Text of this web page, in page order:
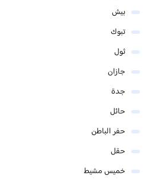
بيش
تبوك
ثول
جازان
جدة
حائل
حفر الباطن
حقل
خميس مشيط